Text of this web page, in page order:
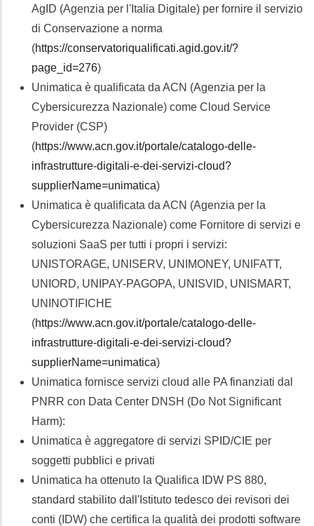
AgID (Agenzia per l'Italia Digitale) per fornire il servizio
di Conservazione a norma
(https://conservatoriqualificati.agid.gov.it/?
page_id=276)
Unimatica è qualificata da ACN (Agenzia per la
Cybersicurezza Nazionale) come Cloud Service
Provider (CSP)
(https://www.acn.gov.it/portale/catalogo-delle-
infrastrutture-digitali-e-dei-servizi-cloud?
supplierName=unimatica)
Unimatica è qualificata da ACN (Agenzia per la
Cybersicurezza Nazionale) come Fornitore di servizi e
soluzioni SaaS per tutti i propri i servizi:
UNISTORAGE, UNISERV, UNIMONEY, UNIFATT,
UNIORD, UNIPAY-PAGOPA, UNISVID, UNISMART,
UNINOTIFICHE
(https://www.acn.gov.it/portale/catalogo-delle-
infrastrutture-digitali-e-dei-servizi-cloud?
supplierName=unimatica)
Unimatica fornisce servizi cloud alle PA finanziati dal
PNRR con Data Center DNSH (Do Not Significant
Harm):
Unimatica è aggregatore di servizi SPID/CIE per
soggetti pubblici e privati
Unimatica ha ottenuto la Qualifica IDW PS 880,
standard stabilito dall'Istituto tedesco dei revisori dei
conti (IDW) che certifica la qualità dei prodotti software